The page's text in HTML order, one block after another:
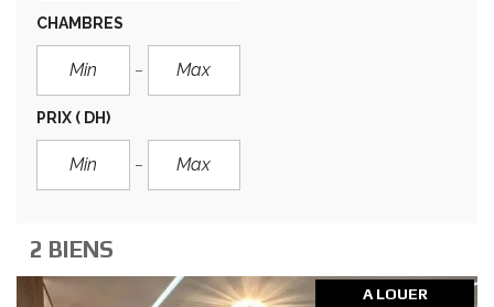
CHAMBRES
PRIX ( DH)
2 BIENS
A LOUER